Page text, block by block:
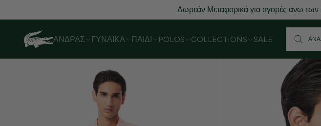
Δωρεάν Μεταφορικά για αγορές άνω
ΆΝΔΡΑΣ ΓΥΝΑΊΚΑ ΠΑΙΔΊ POLOS COLLECTIONS SALE